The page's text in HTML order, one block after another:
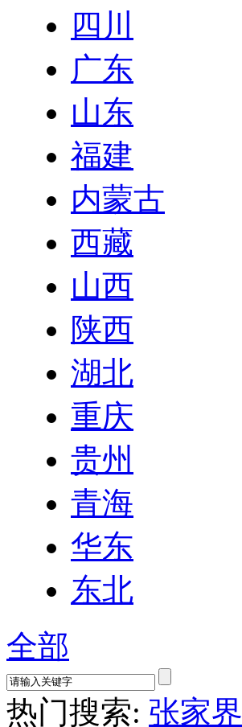
四川
广东
山东
福建
内蒙古
西藏
山西
陕西
湖北
重庆
贵州
青海
华东
东北
全部
热门搜索: 张家界